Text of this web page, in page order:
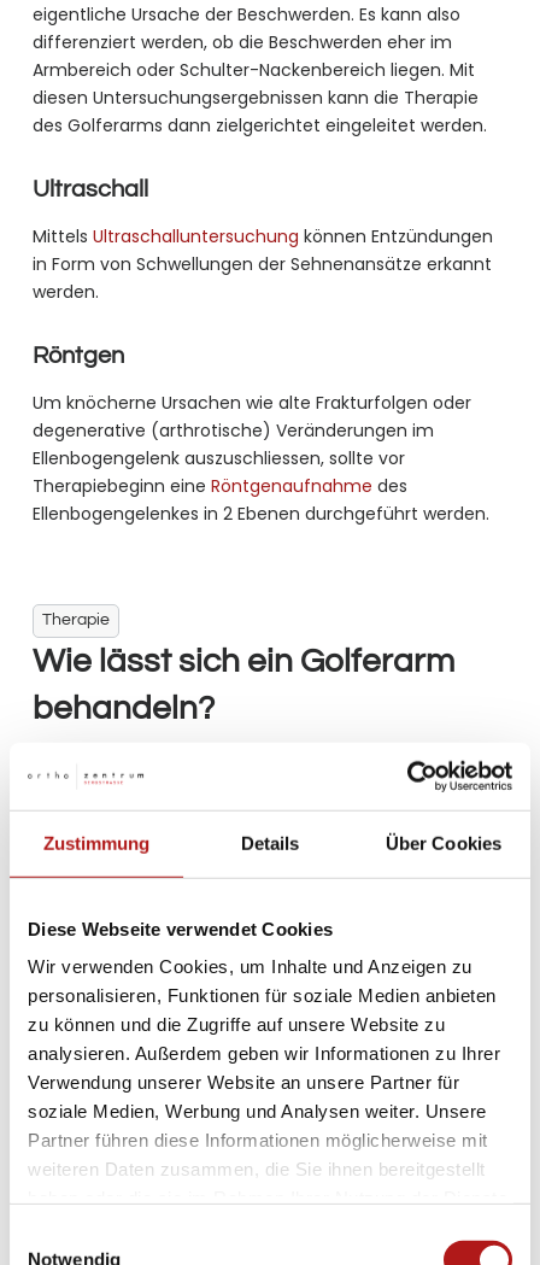
Zustimmung Details Über Cookies
Diese Webseite verwendet Cookies
Wir verwenden Cookies, um Inhalte und Anzeigen zu
personalisieren, Funktionen für soziale Medien anbieten
zu können und die Zugriffe auf unsere Website zu
analysieren. Außerdem geben wir Informationen zu Ihrer
Verwendung unserer Website an unsere Partner für
soziale Medien, Werbung und Analysen weiter. Unsere
Partner führen diese Informationen möglicherweise mit
weiteren Daten zusammen, die Sie ihnen bereitgestellt
Notwendig
eigentliche Ursache der Beschwerden. Es kann also
differenziert werden, ob die Beschwerden eher im
Armbereich oder Schulter-Nackenbereich liegen. Mit
diesen Untersuchungsergebnissen kann die Therapie
des Golferarms dann zielgerichtet eingeleitet werden.
Ultraschall
Mittels Ultraschalluntersuchung können Entzündungen
in Form von Schwellungen der Sehnenansätze erkannt
werden.
Röntgen
Um knöcherne Ursachen wie alte Frakturfolgen oder
degenerative (arthrotische) Veränderungen im
Ellenbogengelenk auszuschliessen, sollte vor
Therapiebeginn eine Röntgenaufnahme des
Ellenbogengelenkes in 2 Ebenen durchgeführt werden.
Therapie
Wie lässt sich ein Golferarm
behandeln?
Die Therapie erfolgt aufgrund seiner guten Prognose in
der Regel konservativ. Nur beim Versagen dieser
Therapiemaßnahmen ist eine Operation angezeigt. Es
gibt eine Reihe von Therapiemaßnahmen die im